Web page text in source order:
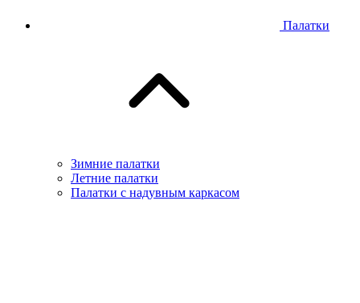
Палатки
Зимние палатки
Летние палатки
Палатки с надувным каркасом